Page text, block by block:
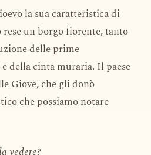
la sua caratteristica di
rese un borgo fiorente, tanto
delle prime
della cinta muraria. Il paese
Giove, che gli donò
che possiamo notare